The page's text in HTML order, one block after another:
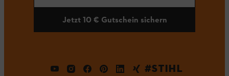
Jetzt 10 € Gutschein sichern
#STIHL